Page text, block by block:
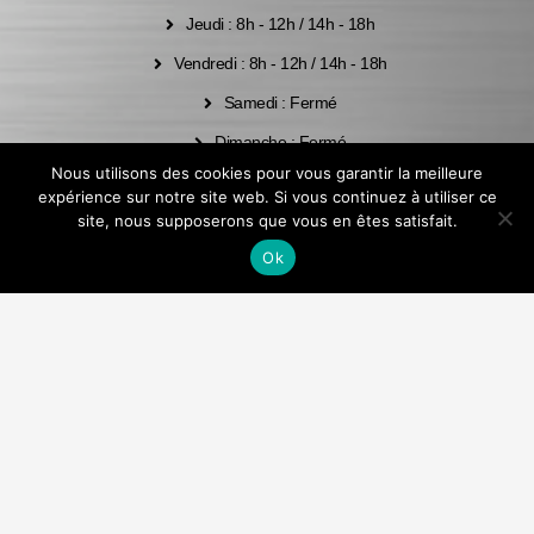
Jeudi : 8h - 12h / 14h - 18h
Vendredi : 8h - 12h / 14h - 18h
Samedi : Fermé
Dimanche : Fermé
CONTACT :
Téléphone : 02 57 96 00 10
E-Mail : contact@fdo.bzh
Nous utilisons des cookies pour vous garantir la meilleure
expérience sur notre site web. Si vous continuez à utiliser ce
site, nous supposerons que vous en êtes satisfait.
Ok